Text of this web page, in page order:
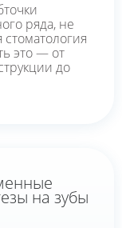
ряда, не
это — от
до
на зубы